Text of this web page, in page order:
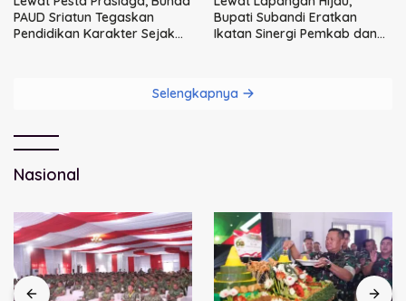
PAUD Sriatun Tegaskan
Pendidikan Karakter Sejak
Bupati Subandi Eratkan
Ikatan Sinergi Pemkab dan
Selengkapnya
Nasional